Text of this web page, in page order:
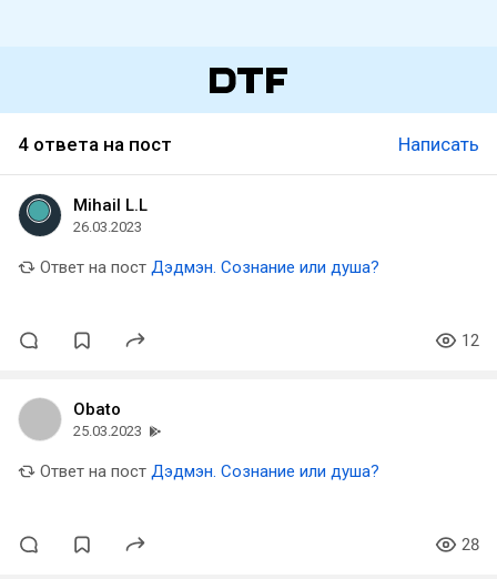
4 ответа на пост Написать
Mihail L.L
26.03.2023
Ответ на пост Дэдмэн. Сознание или душа?
12
Obato
25.03.2023
Ответ на пост Дэдмэн. Сознание или душа?
28